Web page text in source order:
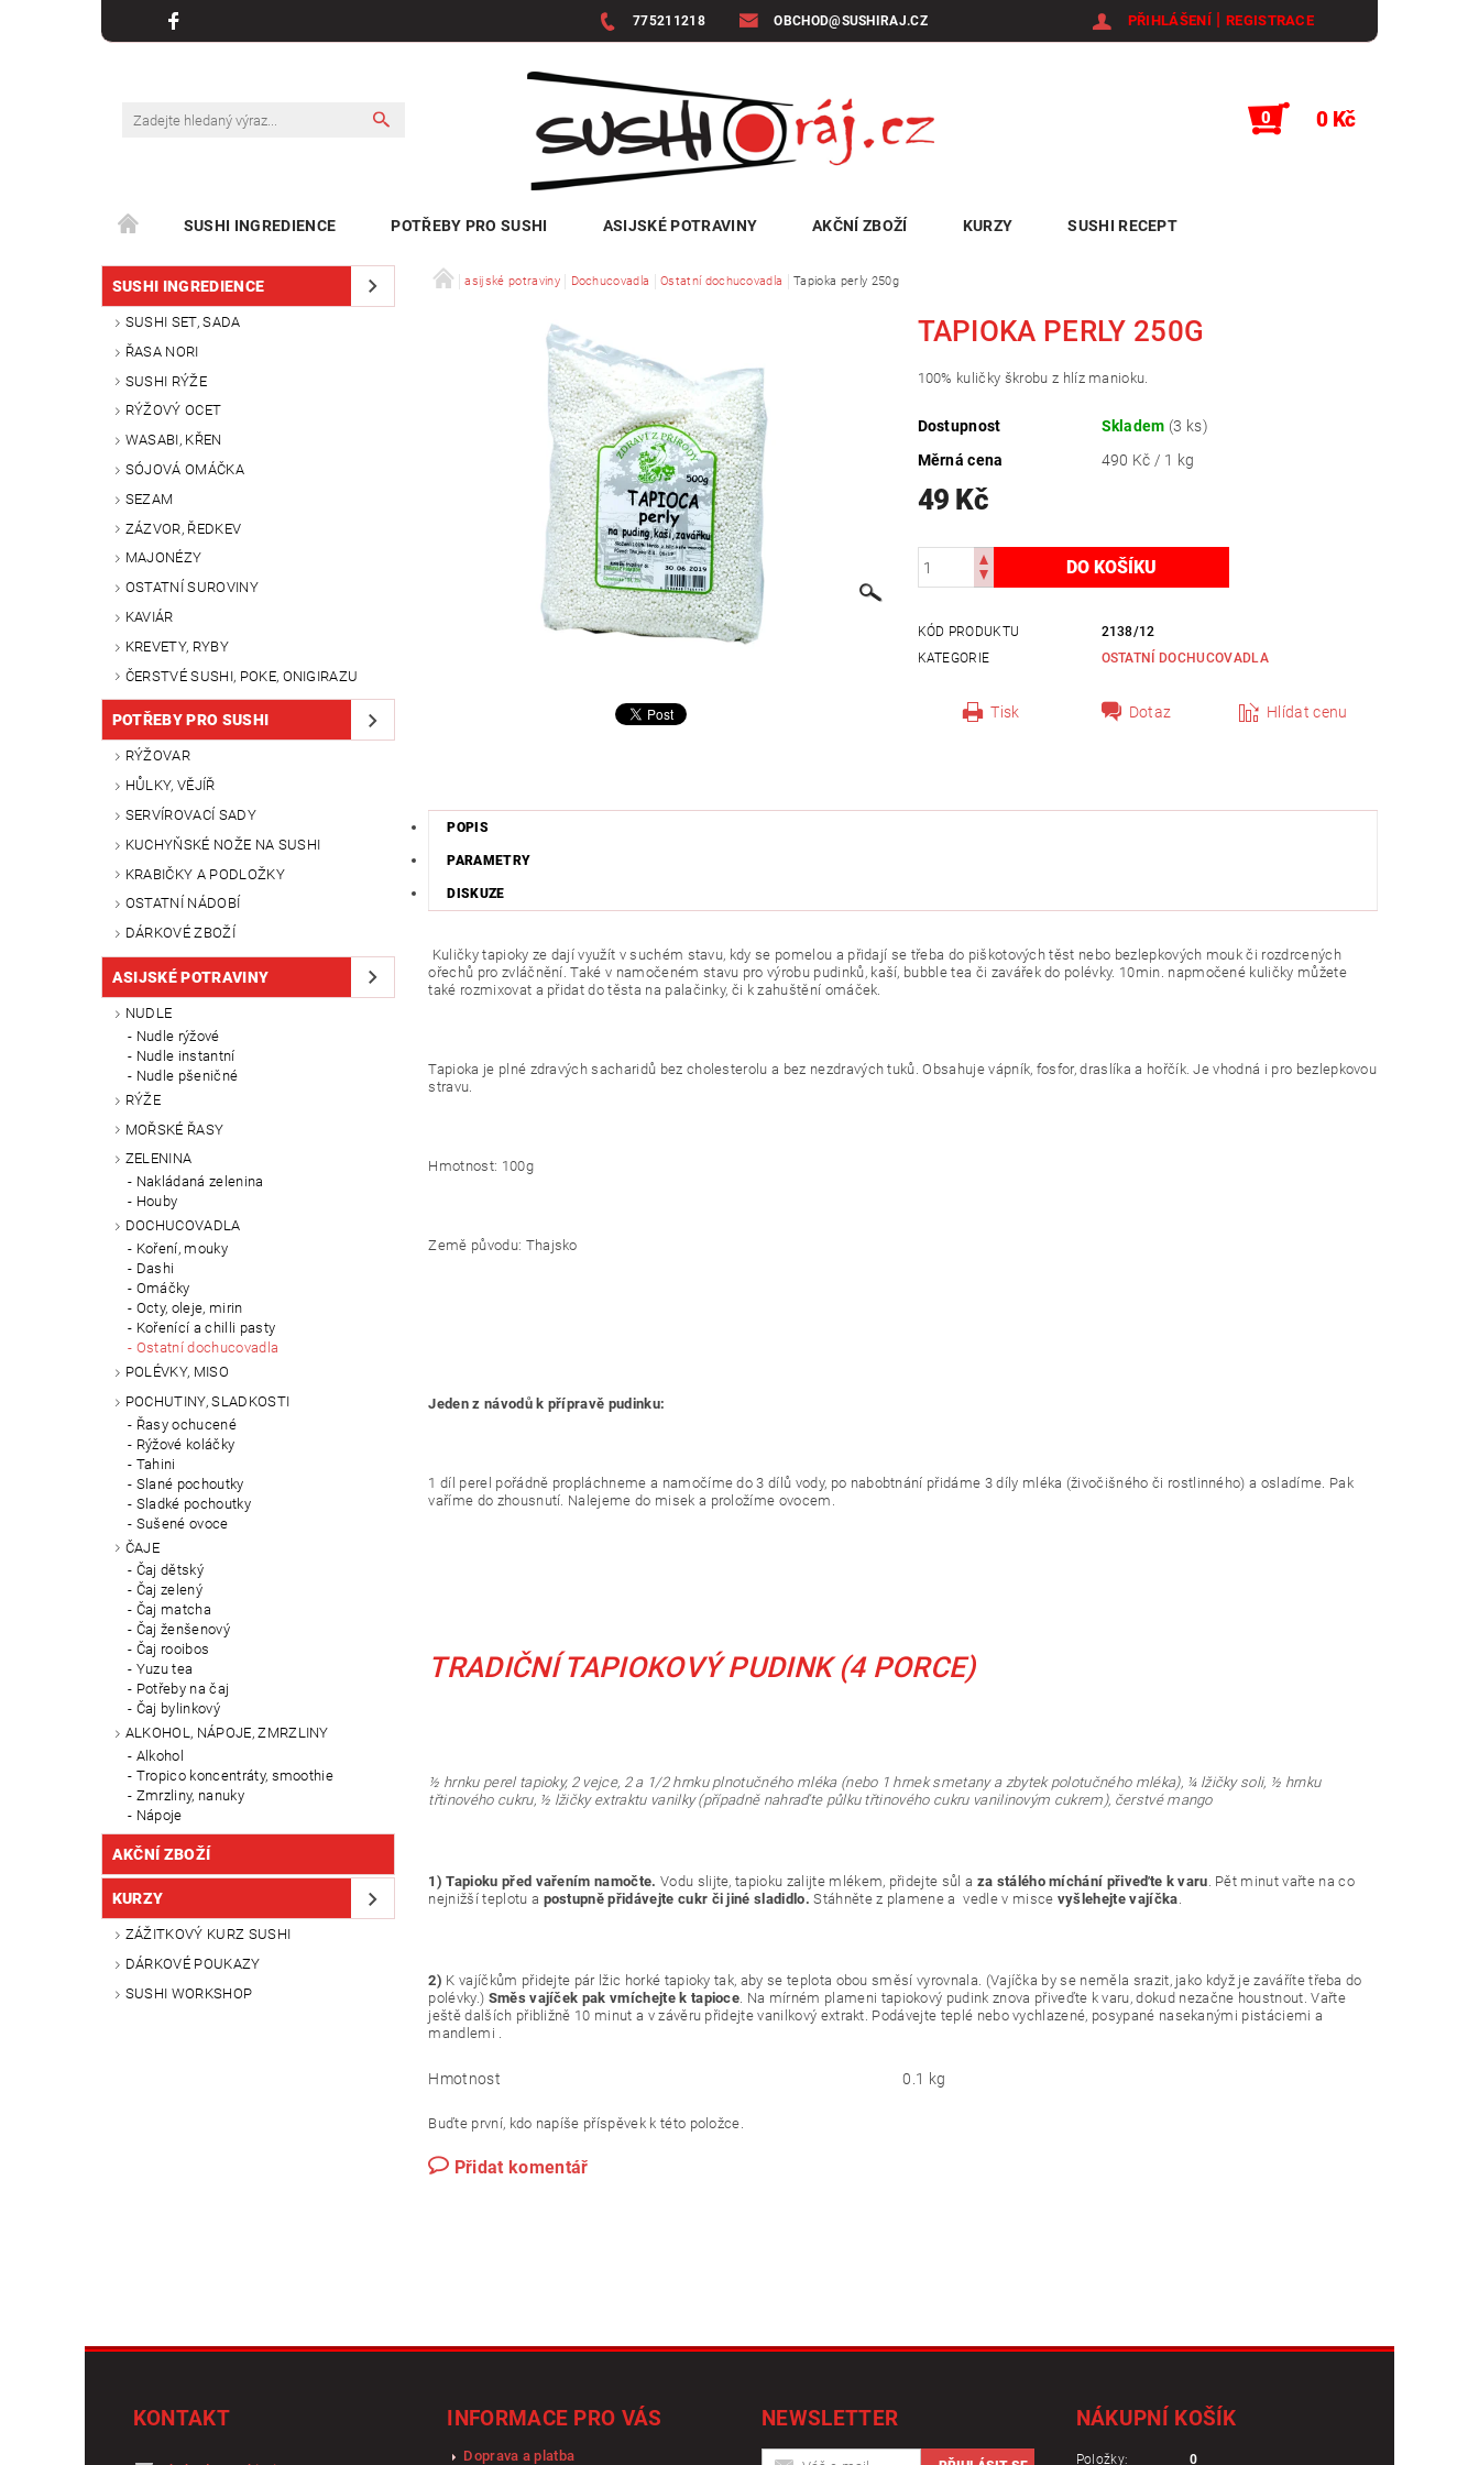
775211218 OBCHOD@SUSHIRAJ.CZ PŘIHLÁŠENÍ | REGISTRACE
0 0 Kč
SUSHI INGREDIENCE POTŘEBY PRO SUSHI ASIJSKÉ POTRAVINY AKČNÍ ZBOŽÍ KURZY SUSHI RECEPT
KONTAKT
SUSHI INGREDIENCE
SUSHI SET, SADA
ŘASA NORI
SUSHI RÝŽE
RÝŽOVÝ OCET
WASABI, KŘEN
SÓJOVÁ OMÁČKA
SEZAM
ZÁZVOR, ŘEDKEV
MAJONÉZY
OSTATNÍ SUROVINY
KAVIÁR
KREVETY, RYBY
ČERSTVÉ SUSHI, POKE, ONIGIRAZU
POTŘEBY PRO SUSHI
RÝŽOVAR
HŮLKY, VĚJÍŘ
SERVÍROVACÍ SADY
KUCHYŇSKÉ NOŽE NA SUSHI
KRABIČKY A PODLOŽKY
OSTATNÍ NÁDOBÍ
DÁRKOVÉ ZBOŽÍ
ASIJSKÉ POTRAVINY
NUDLE
Nudle rýžové
Nudle instantní
Nudle pšeničné
RÝŽE
MOŘSKÉ ŘASY
ZELENINA
Nakládaná zelenina
Houby
DOCHUCOVADLA
Koření, mouky
Dashi
Omáčky
Octy, oleje, mirin
Kořenící a chilli pasty
Ostatní dochucovadla
POLÉVKY, MISO
POCHUTINY, SLADKOSTI
Řasy ochucené
Rýžové koláčky
Tahini
Slané pochoutky
Sladké pochoutky
Sušené ovoce
ČAJE
Čaj dětský
Čaj zelený
Čaj matcha
Čaj ženšenový
Čaj rooibos
Yuzu tea
Potřeby na čaj
Čaj bylinkový
ALKOHOL, NÁPOJE, ZMRZLINY
Alkohol
Tropico koncentráty, smoothie
Zmrzliny, nanuky
Nápoje
AKČNÍ ZBOŽÍ
KURZY
ZÁŽITKOVÝ KURZ SUSHI
DÁRKOVÉ POUKAZY
SUSHI WORKSHOP
asijské potraviny Dochucovadla Ostatní dochucovadla Tapioka perly 250g
TAPIOKA PERLY 250G
100% kuličky škrobu z hlíz manioku.
Dostupnost Skladem (3 ks)
Měrná cena
490 Kč / 1 kg
49 Kč
KÓD PRODUKTU
2138/12
KATEGORIE
OSTATNÍ DOCHUCOVADLA
Tisk Dotaz Hlídat cenu
POPIS
PARAMETRY
DISKUZE
Kuličky tapioky ze dají využít v suchém stavu, kdy se pomelou a přidají se třeba do piškotových těst nebo bezlepkových mouk či rozdrcených
ořechů pro zvláčnění. Také v namočeném stavu pro výrobu pudinků, kaší, bubble tea či zavářek do polévky. 10min. napmočené kuličky můžete
také rozmixovat a přidat do těsta na palačinky, či k zahuštění omáček.
Tapioka je plné zdravých sacharidů bez cholesterolu a bez nezdravých tuků. Obsahuje vápník, fosfor, draslíka a hořčík. Je vhodná i pro bezlepkovou
stravu.
Hmotnost: 100g
Země původu: Thajsko
Jeden z návodů k přípravě pudinku:
1 díl perel pořádně propláchneme a namočíme do 3 dílů vody, po nabobtnání přidáme 3 díly mléka (živočišného či rostlinného) a osladíme. Pak
vaříme do zhousnutí. Nalejeme do misek a proložíme ovocem.
TRADIČNÍ TAPIOKOVÝ PUDINK (4 PORCE)
½ hrnku perel tapioky, 2 vejce, 2 a 1/2 hrnku plnotučného mléka (nebo 1 hrnek smetany a zbytek polotučného mléka), ¼ lžičky soli, ½ hrnku
třtinového cukru, ½ lžičky extraktu vanilky (případně nahraďte půlku třtinového cukru vanilinovým cukrem), čerstvé mango
1) Tapioku před vařením namočte. Vodu slijte, tapioku zalijte mlékem, přidejte sůl a za stálého míchání přiveďte k varu. Pět minut vařte na co
nejnižší teplotu a postupně přidávejte cukr či jiné sladidlo. Stáhněte z plamene a vedle v misce vyšlehejte vajíčka.
2) K vajíčkům přidejte pár lžic horké tapioky tak, aby se teplota obou směsí vyrovnala. (Vajíčka by se neměla srazit, jako když je zaváříte třeba do
polévky.) Směs vajíček pak vmíchejte k tapioce. Na mírném plameni tapiokový pudink znova přiveďte k varu, dokud nezačne houstnout. Vařte
ještě dalších přibližně 10 minut a v závěru přidejte vanilkový extrakt. Podávejte teplé nebo vychlazené, posypané nasekanými pistáciemi a
mandlemi .
Hmotnost 0.1 kg
Buďte první, kdo napíše příspěvek k této položce.
Přidat komentář
KONTAKT INFORMACE PRO VÁS
Doprava a platba
NEWSLETTER NÁKUPNÍ KOŠÍK
Položky: 0